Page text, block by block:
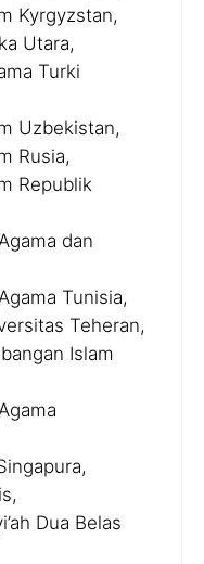
Kyrgyzstan,
Utara,
Turki
Uzbekistan,
Rusia,
Republik
dan
Tunisia,
Teheran,
Islam
Dua Belas